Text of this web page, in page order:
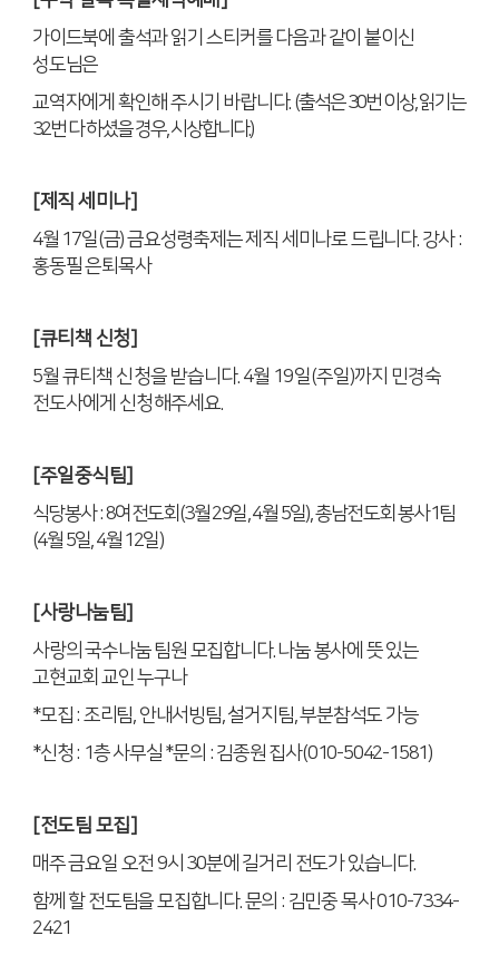
가이드북에 출석과 읽기 스티커를 다음과 같이 붙이신
성도님은
교역자에게 확인해 주시기 바랍니다. (출석은30번 이상,읽기는
32번 다 하셨을 경우,시상합니다.)
[제직 세미나]
4월 17일(금)금요성령축제는 제직 세미나로 드립니다. 강사:
홍동필 은퇴목사
[큐티책 신청]
5월 큐티책 신청을 받습니다. 4월 19일(주일)까지 민경숙
전도사에게 신청해주세요.
[주일중식팀]
식당봉사: 8여전도회 (3월29일, 4월 5일),총남전도회 봉사1팀
(4월 5일, 4월 12일)
[사랑나눔팀]
사랑의 국수나눔 팀원 모집합니다.나눔 봉사에 뜻 있는
고현교회 교인 누구나
*모집 : 조리팀, 안내서빙팀,설거지팀,부분참석도 가능
*신청 : 1층 사무실 *문의 : 김종원 집사(010-5042-1581)
[전도팀 모집]
매주 금요일 오전 9시 30분에 길거리 전도가 있습니다.
함께 할 전도팀을 모집합니다.문의 : 김민중 목사010-7334-
2421